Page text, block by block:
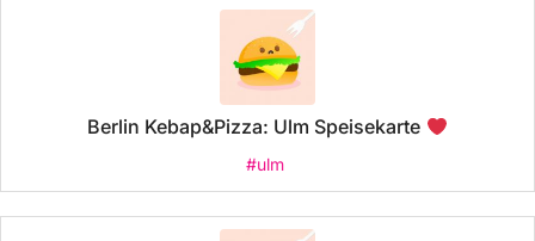
Berlin Kebap&Pizza: Ulm Speisekarte
#ulm